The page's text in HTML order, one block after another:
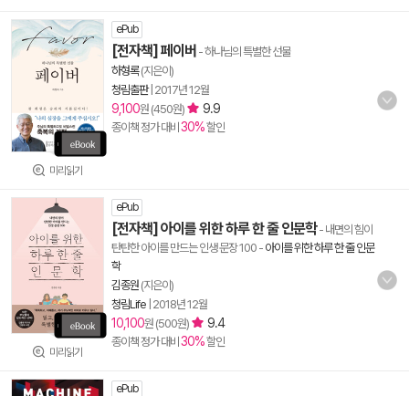
미리읽기
ePub
[전자책] 페이버 - 하나님의 특별한 선물
하형록(지은이)
청림출판| 2017년 12월
9,100원 (450원) 9.9
종이책 정가 대비 30%할인
미리읽기
ePub
[전자책] 아이를 위한 하루 한 줄 인문학- 내면의 힘이
탄탄한 아이를 만드는 인생 문장 100 - 아이를 위한 하루 한 줄 인문
학
김종원 (지은이)
청림Life 2018년 12월
10,100원 (500원) 9.4
종이책 정가 대비 30%할인
ePub